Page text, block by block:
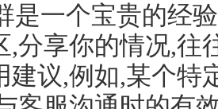
是一个宝贵的经
,分享你的情况,往
建议,例如,某个特